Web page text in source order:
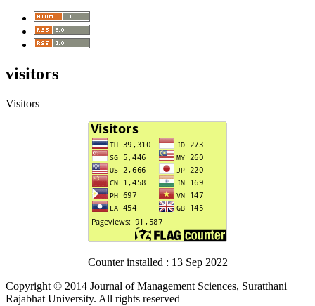
visitors
Visitors
Counter installed : 13 Sep 2022
Copyright © 2014 Journal of Management Sciences, Suratthani
Rajabhat University. All rights reserved